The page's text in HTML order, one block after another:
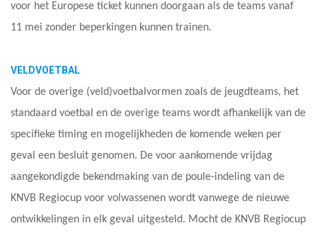
voor het Europese ticket kunnen doorgaan als de teams vanaf
11 mei zonder beperkingen kunnen trainen.
VELDVOETBAL
Voor de overige (veld)voetbalvormen zoals de jeugdteams, het
standaard voetbal en de overige teams wordt afhankelijk van de
specifieke timing en mogelijkheden de komende weken per
geval een besluit genomen. De voor aankomende vrijdag
aangekondigde bekendmaking van de poule-indeling van de
KNVB Regiocup voor volwassenen wordt vanwege de nieuwe
ontwikkelingen in elk geval uitgesteld. Mocht de KNVB Regiocup